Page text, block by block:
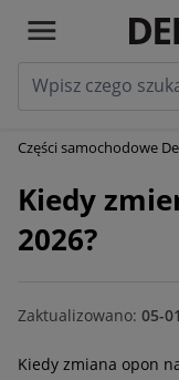
Części samochodowe
Kiedy
2026?
Zaktualizowano: 05-
Kiedy zmiana opon